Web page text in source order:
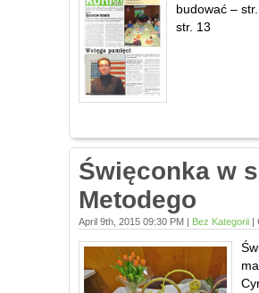
budować –
str. 13
Święconka w
Metodego
April 9th, 2015 09:30 PM | Bez Kategorii |